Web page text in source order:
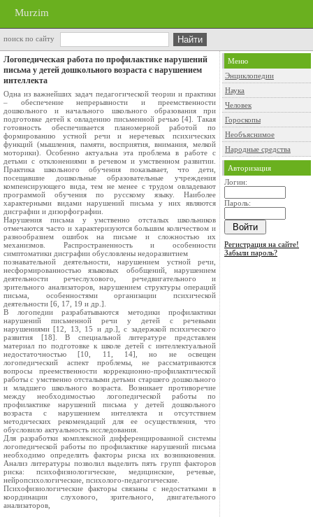
Murzim
поиск по сайту
Логопедическая работа по профилактике нарушений
письма у детей дошкольного возраста с нарушением
интеллекта
Одна из важнейших задач педагогической теории и практики
– обеспечение непрерывности и преемственности
дошкольного и начального школьного образования при
подготовке детей к овладению письменной речью [4]. Такая
готовность обеспечивается планомерной работой по
формированию устной речи и неречевых психических
функций (мышления, памяти, восприятия, внимания, мелкой
моторики). Особенно актуальна эта проблема в работе с
детьми с отклонениями в речевом и умственном развитии.
Практика школьного обучения показывает, что дети,
посещавшие дошкольные образовательные учреждения
компенсирующего вида, тем не менее с трудом овладевают
программой обучения по русскому языку. Наиболее
характерными видами нарушений письма у них являются
дисграфии и дизорфографии.
Нарушения письма у умственно отсталых школьников
отмечаются часто и характеризуются большим количеством и
разнообразием ошибок на письме и сложностью их
механизмов. Распространенность и особенности
симптоматики дисграфии обусловлены недоразвитием
познавательной деятельности, нарушением устной речи,
несформированностью языковых обобщений, нарушением
деятельности речеслухового, речедвигательного и
зрительного анализаторов, нарушением структуры операций
письма, особенностями организации психической
деятельности [6, 17, 19 и др.].
В логопедии разрабатываются методики профилактики
нарушений письменной речи у детей с речевыми
нарушениями [12, 13, 15 и др.], с задержкой психического
развития [18]. В специальной литературе представлен
материал по подготовке к школе детей с интеллектуальной
недостаточностью [10, 11, 14], но не освещен
логопедический аспект проблемы, не рассматриваются
вопросы преемственности коррекционно-профилактической
работы с умственно отсталыми детьми старшего дошкольного
и младшего школьного возраста. Возникает противоречие
между необходимостью логопедической работы по
профилактике нарушений письма у детей дошкольного
возраста с нарушением интеллекта и отсутствием
методических рекомендаций для ее осуществления, что
обусловило актуальность исследования.
Для разработки комплексной дифференцированной системы
логопедической работы по профилактике нарушений письма
необходимо определить факторы риска их возникновения.
Анализ литературы позволил выделить пять групп факторов
риска: психофизиологические, медицинские, речевые,
нейропсихологические, психолого-педагогические.
Психофизиологические факторы связаны с недостатками в
координации слухового, зрительного, двигательного
анализаторов,
Меню
Энциклопедии
Наука
Человек
Гороскопы
Необъяснимое
Народные средства
Авторизация
Логин:
Пароль:
Регистрация на сайте!
Забыли пароль?